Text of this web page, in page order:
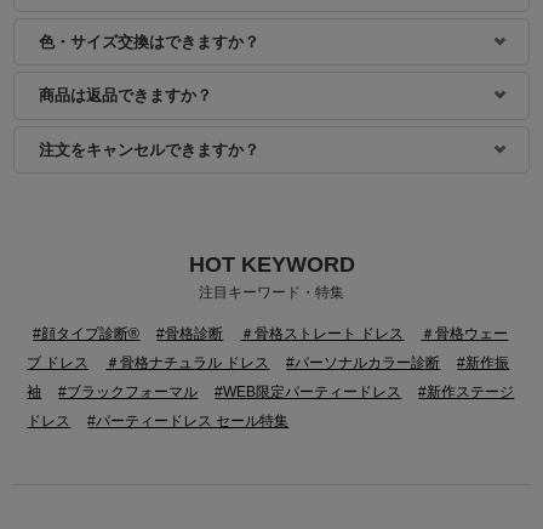
身長：157cm
色・サイズ交換はできますか？
商品は返品できますか？
注文をキャンセルできますか？
HOT KEYWORD
注目キーワード・特集
#顔タイプ診断® #骨格診断 ＃骨格ストレート ドレス
＃骨格ウェー
ブ ドレス
＃骨格ナチュラル ドレス #パーソナルカラー診断
#新作振
袖
#ブラックフォーマル #WEB限定パーティードレス
#新作ステージ
ドレス
#パーティードレス セール特集